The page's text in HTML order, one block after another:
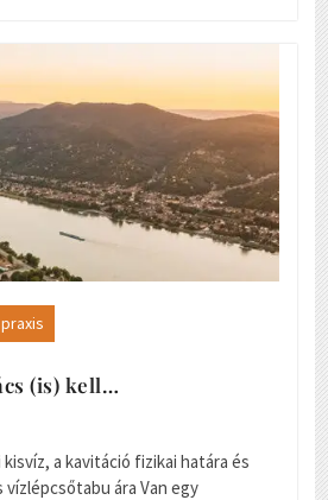
praxis
(is) kell…
a kavitáció fizikai határa és
ára Van egy